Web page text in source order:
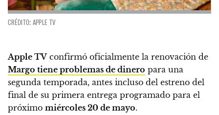
CRÉDITO: APPLE TV
Apple TVconfirmó oficialmente la renovación de
Margo tiene problemas de dinero para una
segunda temporada, antes incluso del estreno del
final de su primera entrega programado para el
próximo miércoles 20 de mayo.